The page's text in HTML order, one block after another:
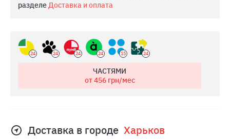
разделеДоставка и оплата
24 24 24 24 15 24
ЧАСТЯМИ
от 456грн/мес
Доставка в городе Харьков